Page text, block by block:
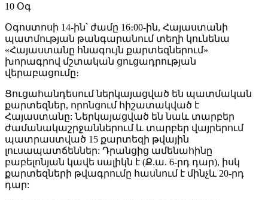
10 Օգ
Օգոստոսի 14-ին՝ ժամը 16։00-ին, Հայաստանի
պատմության թանգարանում տեղի կունենա
«Հայաստանը հնագույն քարտեզներում»
խորագրով մշտական ցուցադրության
վերաբացումը։
Ցուցահանդեսում ներկայացված են պատմական
քարտեզներ, որոնցում հիշատակված է
Հայաստանը: Ներկայացված են նաև տարբեր
ժամանակաշրջաններում և տարբեր վայրերում
պատրաստված 15 քարտեզի թվային
լուսապատճեններ: Դրանցից ամենահինը
բաբելոնյան կավե սալիկն է (Ք.ա. 6-րդ դար), իսկ
քարտեզների թվագրումը հասնում է մինչև 20-րդ
դար: